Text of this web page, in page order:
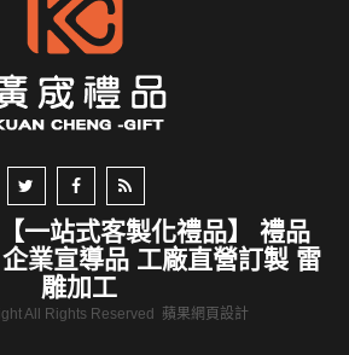
一站式客製化禮品】 禮品
業宣導品 工廠直營訂製 雷
雕加工
All Rights Reserved 蘋果網頁設計